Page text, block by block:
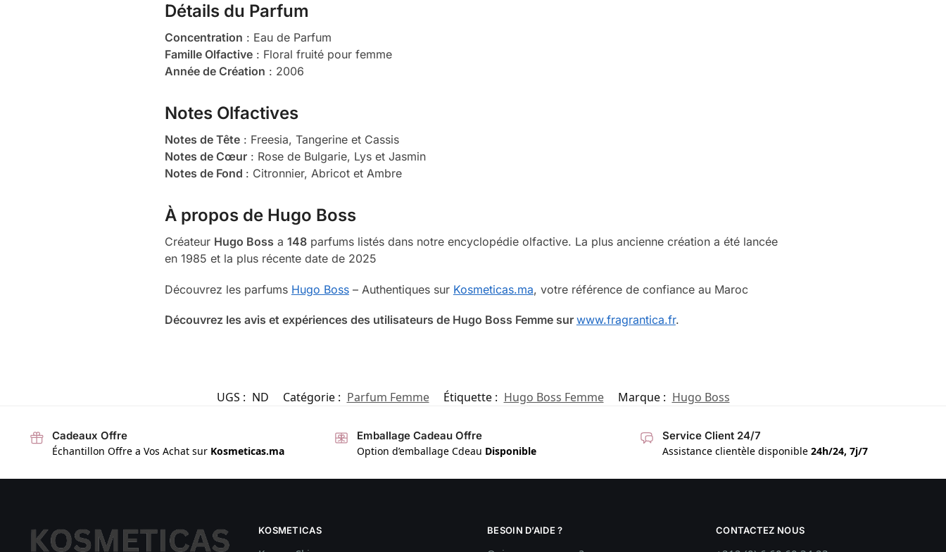
Détails du Parfum
Concentration : Eau de Parfum
Famille Olfactive: Floral fruité pour femme
Année de Création : 2006
Notes Olfactives
Notes de Tête: Freesia, Tangerine et Cassis
Notes de Cœur: Rose de Bulgarie, Lys et Jasmin
Notes de Fond : Citronnier, Abricot et Ambre
À propos de Hugo Boss
Créateur Hugo Boss a 148parfums listés dans notre encyclopédie olfactive. La plus ancienne création a été lancée
en 1985 et la plus récente date de 2025
Découvrez les parfums Hugo Boss– Authentiques sur Kosmeticas.ma, votre référence de confiance au Maroc
Découvrez les avis et expériences des utilisateurs de Hugo Boss Femme sur www.fragrantica.fr.
UGS : ND Catégorie : Parfum Femme Étiquette : Hugo Boss Femme Marque : Hugo Boss
Cadeaux Offre
Échantillon Offre a Vos Achat sur Kosmeticas.ma
Emballage Cadeau Offre
Option d’emballage Cdeau Disponible
Service Client 24/7
Assistance clientèle disponible 24h/24, 7j/7
KOSMETICAS BESOIN D’AIDE ? CONTACTEZ NOUS